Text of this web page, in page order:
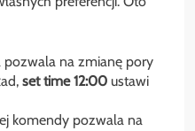
na zmianę pory
set time 12:00 ustawi
komendy pozwala na